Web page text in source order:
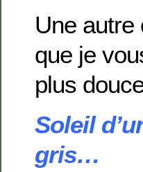
Une autre
que je
plus
Soleil
gris…